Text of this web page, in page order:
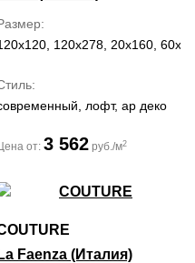
средиземноморский
120x278, 20x160,
лофт, ар деко
от: 3 562 руб./м2
La Faenza (Италия)